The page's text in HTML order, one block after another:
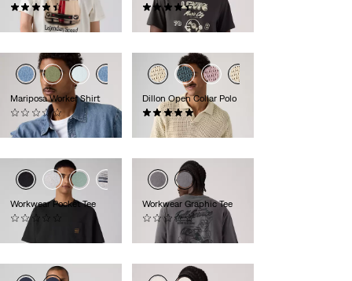
(8)
34,95 €
(8)
34,95 €
Mariposa Worker Shirt
(0)
84,95 €
Dillon Open Collar Polo
(3)
64,95 €
Workwear Pocket Tee
29,95 €
Workwear Graphic Tee
(0)
34,95 €